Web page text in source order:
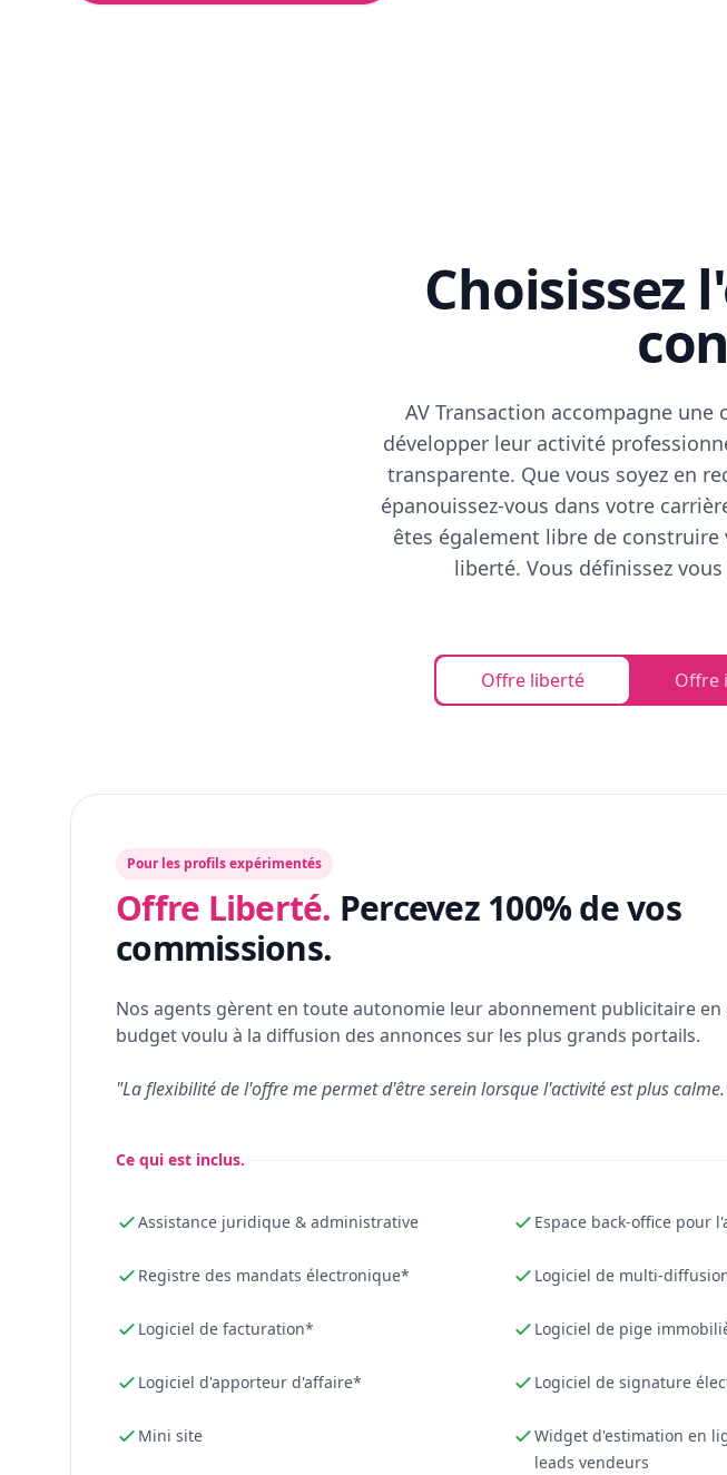
Choisissez
AV Transaction accompagne
développer leur activité
transparente. Que vous soyez en
épanouissez-vous dans votre
êtes également libre de
liberté. Vous définissez
Offre liberté Offre
Pour les profils expérimentés
Offre Liberté. Percevez 100% de vos
commissions.
Nos agents gèrent en toute autonomie leur abonnement publicitaire en
budget voulu à la diffusion des annonces sur les plus grands portails.
"La flexibilité de l'offre me permet d'être serein lorsque l'activité est plus
Ce qui est inclus.
Assistance juridique & administrative Espace back-office pour
Registre des mandats électronique* Logiciel de multi-
Logiciel de facturation* Logiciel de pige
Logiciel d'apporteur d'affaire* Logiciel de signature
Mini site
Widget d'estimation en
leads vendeurs